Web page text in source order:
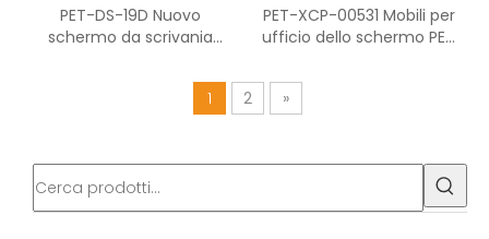
PET-DS-19D Nuovo
schermo da scrivania
prodotto in Cina con
PET-XCP-00531 Mobili per
ufficio dello schermo PET
per ufficio modulare
1
2 »